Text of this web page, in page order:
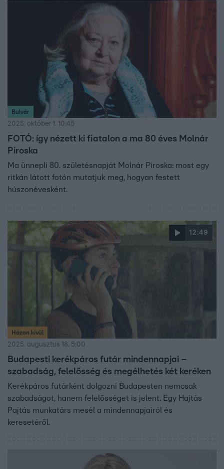
mögött. A szakértő szerint, ha valaki látja az eltűnt fiatalt,
azonnal a 112-t kell hívni, különösen a hideg időjárás miatt
fennálló veszélyek miatt.
Bulvár
2025. október 1. 10:45
FOTÓ: így nézett ki fiatalon a ma 80 éves Molnár
Piroska
Ma ünnepli 80. születésnapját Molnár Piroska: most egy
ritkán látott fotón mutatjuk meg, hogyan festett
húszonévesként.
12:49
Házon kívül
2025. augusztus 18. 5:00
Budapesti kerékpáros futár mindennapjai –
szabadság, felelősség és megélhetés két keréken
Kerékpáros futárként dolgozni Budapesten nemcsak
szabadságot, hanem felelősséget is jelent. Egy Hajtás
Pajtás munkatárs mesél a mindennapjairól és
keresetéről.